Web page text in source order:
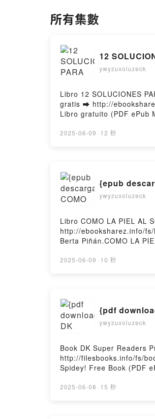
所有集數
12
ywyzuxoluzeck
Libro 12 SOLUCIONES
gratis ➡ http://
Libro gratuito (PDF ePub
GONZÁLEZ Epub, 12
GONZÁLEZ Epub VK, 12
gratisPowered by Firstory
2025-06-09 · 12 秒
{epub
ywyzuxoluzeck
Libro COMO LA PIEL AL
http://ebooksharez.info/
Berta Piñán.COMO LA
SOL DE UNA LAGARTIJA
2025-06-09 · 10 秒
{pdf
ywyzuxoluzeck
Book DK Super Readers
http://filesbooks.info/fs/
Spidey! Free Book (PDF
Friends Go Team Spidey!
2025-06-08 · 15 秒